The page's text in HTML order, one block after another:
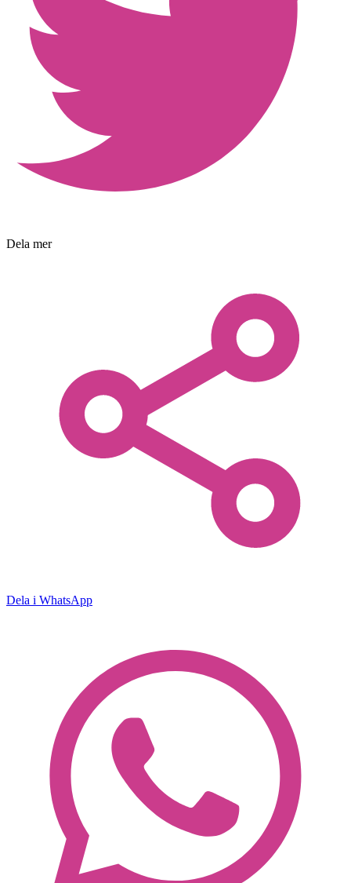
Dela mer
Dela i WhatsApp